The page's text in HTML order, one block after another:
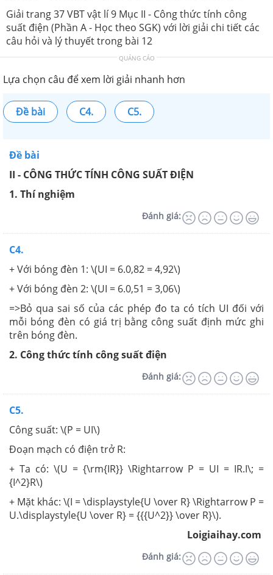
Giải trang 37 VBT vật lí 9 Mục II - Công thức tính công
suất điện (Phần A - Học theo SGK) với lời giải chi tiết các
câu hỏi và lý thuyết trong bài 12
QUẢNG CÁO
Lựa chọn câu để xem lời giải nhanh hơn
Đề bài C4. C5.
Đề bài
II - CÔNG THỨC TÍNH CÔNG SUẤT ĐIỆN
1. Thí nghiệm
Đánh giá:
C4.
+ Với bóng đèn 1: \(UI = 6.0,82 = 4,92\)
+ Với bóng đèn 2: \(UI = 6.0,51 = 3,06\)
=>Bỏ qua sai số của các phép đo ta có tích UI đối với
mỗi bóng đèn có giá trị bằng công suất định mức ghi
trên bóng đèn.
2. Công thức tính công suất điện
Đánh giá:
C5.
Công suất: \(P = UI\)
Đoạn mạch có điện trở R:
+ Ta có: \(U = {\rm{IR}} \Rightarrow P = UI = IR.I\; =
{I^2}R\)
+ Mặt khác: \(I = \displaystyle{U \over R} \Rightarrow P =
U.\displaystyle{U \over R} = {{{U^2}} \over R}\).
Loigiaihay.com
Đánh giá: